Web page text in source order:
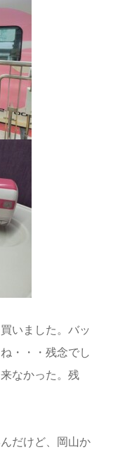
いました。バッ
・・・残念でし
なかった。残
だけど、岡山か